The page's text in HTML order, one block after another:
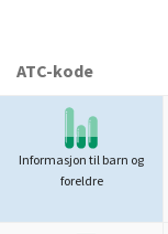
ATC-kode
Informasjon til barn og
foreldre